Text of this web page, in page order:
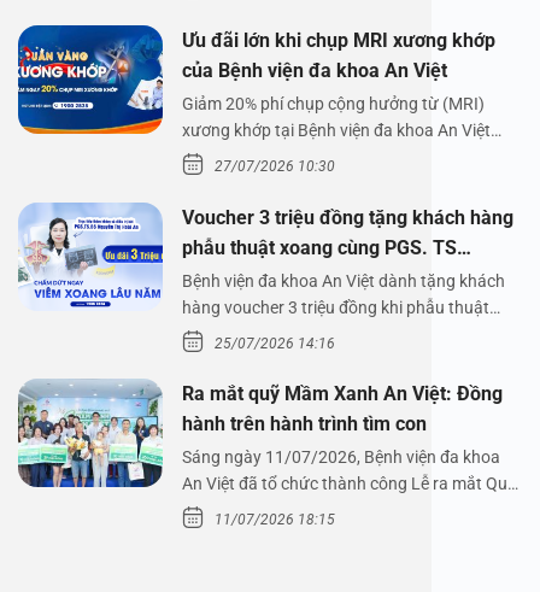
Ưu đãi lớn khi chụp MRI xương khớp
của Bệnh viện đa khoa An Việt
Giảm 20% phí chụp cộng hưởng từ (MRI)
xương khớp tại Bệnh viện đa khoa An Việt
Bệnh viện đa…
27/07/2026 10:30
Voucher 3 triệu đồng tặng khách hàng
phẫu thuật xoang cùng PGS. TS
Nguyễn Thị Hoài An
Bệnh viện đa khoa An Việt dành tặng khách
hàng voucher 3 triệu đồng khi phẫu thuật
xoang cùng PGS.…
25/07/2026 14:16
Ra mắt quỹ Mầm Xanh An Việt: Đồng
hành trên hành trình tìm con
Sáng ngày 11/07/2026, Bệnh viện đa khoa
An Việt đã tổ chức thành công Lễ ra mắt Quỹ
Mầm Xanh…
11/07/2026 18:15